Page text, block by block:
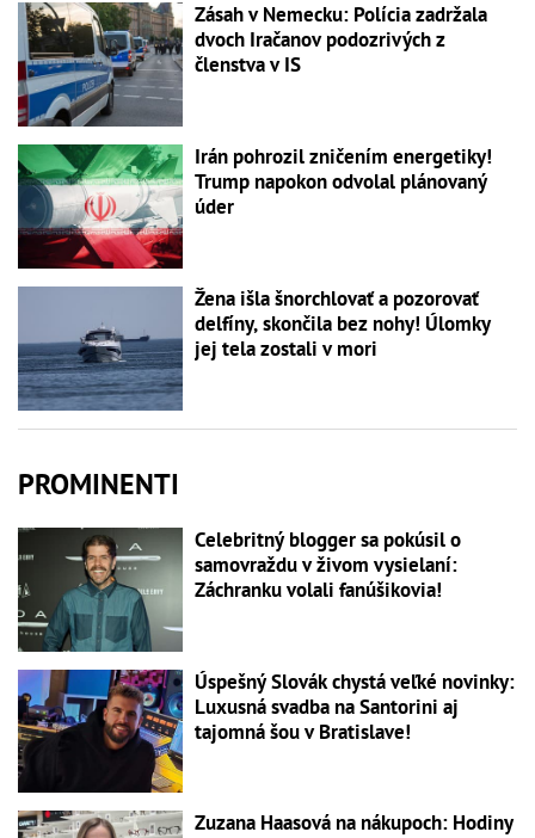
Zásah v Nemecku: Polícia zadržala
dvoch Iračanov podozrivých z
členstva v IS
Irán pohrozil zničením energetiky!
Trump napokon odvolal plánovaný
úder
Žena išla šnorchlovať a pozorovať
delfíny, skončila bez nohy! Úlomky
jej tela zostali v mori
PROMINENTI
Celebritný blogger sa pokúsil o
samovraždu v živom vysielaní:
Záchranku volali fanúšikovia!
Úspešný Slovák chystá veľké novinky:
Luxusná svadba na Santorini aj
tajomná šou v Bratislave!
Zuzana Haasová na nákupoch: Hodiny